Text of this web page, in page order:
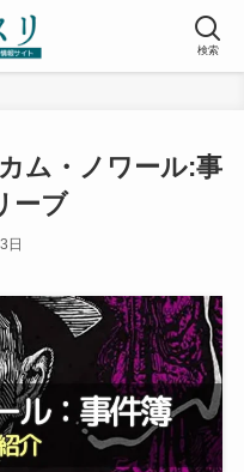
検索
ム・ノワール:事
ーブ
日